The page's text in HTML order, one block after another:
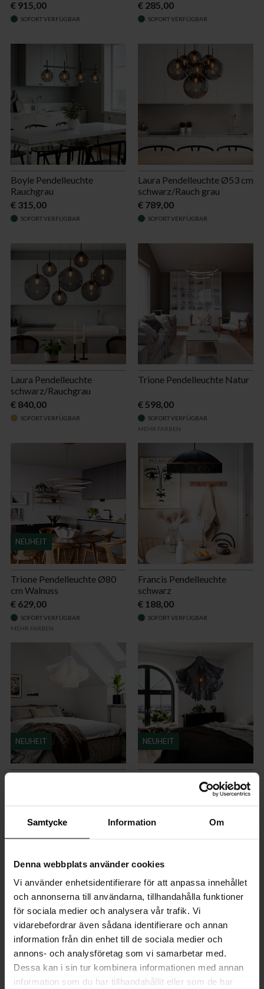
Samtycke Information Om
Denna webbplats använder cookies
Vi använder enhetsidentifierare för att anpassa innehållet
och annonserna till användarna, tillhandahålla funktioner
för sociala medier och analysera vår trafik. Vi
vidarebefordrar även sådana identifierare och annan
information från din enhet till de sociala medier och
annons- och analysföretag som vi samarbetar med.
Dessa kan i sin tur kombinera informationen med annan
information som du har tillhandahållit eller som de har
€ 915,00
SOFORT VERFÜGBAR
€ 285,00
SOFORT VERFÜGBAR
Boyle Pendelleuchte
Rauchgrau
€ 315,00
SOFORT VERFÜGBAR
Laura Pendelleuchte Ø53 cm
schwarz/Rauch grau
€ 789,00
SOFORT VERFÜGBAR
Laura Pendelleuchte
schwarz/Rauchgrau
€ 840,00
SOFORT VERFÜGBAR
Trione Pendelleuchte Natur
€ 598,00
SOFORT VERFÜGBAR
MEHR FARBEN
NEUHEIT
Trione Pendelleuchte Ø80
cm Walnuss
€ 629,00
SOFORT VERFÜGBAR
MEHR FARBEN
Francis Pendelleuchte
schwarz
€ 188,00
SOFORT VERFÜGBAR
NEUHEIT
MEHR FARBEN
NEUHEIT
MEHR FARBEN
NEUHEIT
Juliette Pendelleuchte grün
Mira Pendelleuchte Ø45 cm